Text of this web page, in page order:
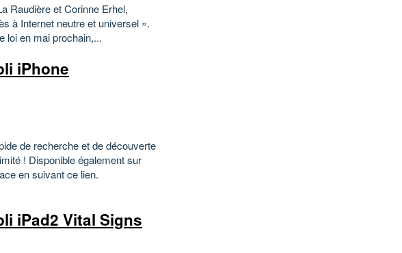
Raudière et Corinne Erhel,
à Internet neutre et universel ».
loi en mai prochain,...
iPhone
de recherche et de découverte
! Disponible également sur
en suivant ce lien.
iPad2 Vital Signs